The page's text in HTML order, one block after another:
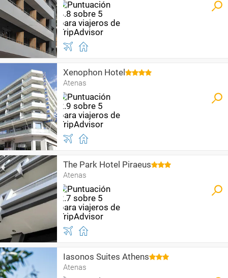
Xenophon Hotel
Atenas
The Park Hotel Piraeus
Atenas
Iasonos Suites Athens
Atenas